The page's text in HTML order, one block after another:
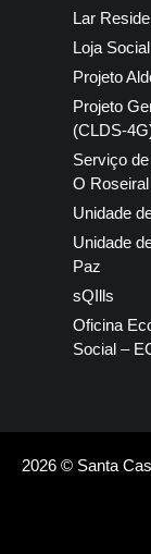
Lar
Loja
Projeto
Projeto
(CLDS-
Serviço
O Roseiral
Unidade
Unidade
Paz
sQIlls
Oficina
Social –
2026 © Santa